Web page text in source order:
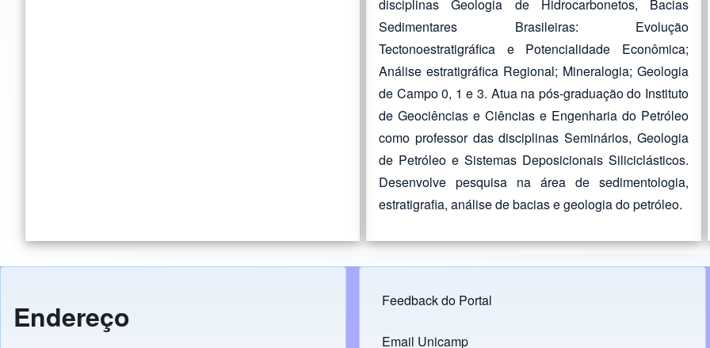
disciplinas Geologia de Hidrocarbonetos, Bacias
Sedimentares Brasileiras: Evolução
Tectonoestratigráfica e Potencialidade Econômica;
Análise estratigráfica Regional; Mineralogia; Geologia
de Campo 0, 1 e 3. Atua na pós-graduação do Instituto
de Geociências e Ciências e Engenharia do Petróleo
como professor das disciplinas Seminários, Geologia
de Petróleo e Sistemas Deposicionais Siliciclásticos.
Desenvolve pesquisa na área de sedimentologia,
estratigrafia, análise de bacias e geologia do petróleo.
Endereço Footer menu
Feedback do Portal
Email Unicamp
(opens in new tab)